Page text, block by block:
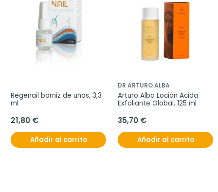
Regenail barniz de uñas, 3,3
ml
21,80 €
Añadir al carrito
DR ARTURO ALBA
Arturo Alba Loción Ácida
Exfoliante Global, 125 ml
35,70 €
Añadir al carrito